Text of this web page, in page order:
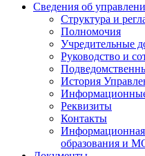
Сведения об
Структура и
Полномочия
Учредительные
Руководство и
История
Реквизиты
Контакты
Информационная
образования и